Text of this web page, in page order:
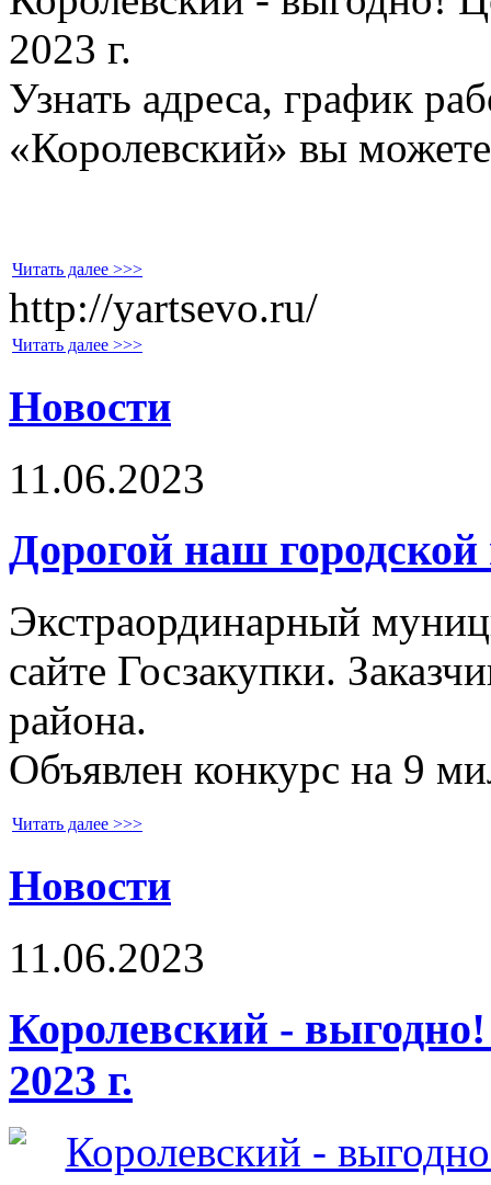
2023 г.
Узнать адреса, график
«Королевский» вы
Читать далее >>>
http://yartsevo.ru/
Читать далее >>>
Новости
11.06.2023
Дорогой наш городской
Экстраординарный
сайте Госзакупки.
района.
Объявлен конкурс на 9
Читать далее >>>
Новости
11.06.2023
Королевский -
2023 г.